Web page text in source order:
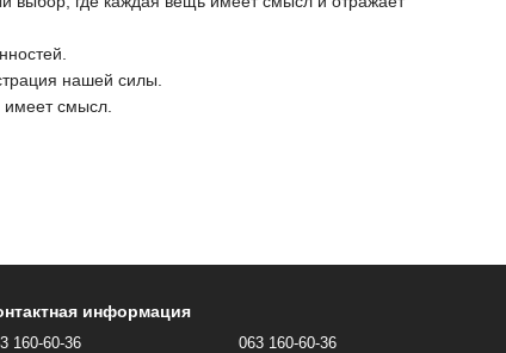
нашей силы.
смысл.
информация
160-60-36
063 160-60-36